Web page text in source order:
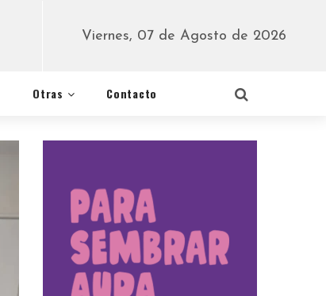
Viernes, 07 de Agosto de 2026
Otras Contacto